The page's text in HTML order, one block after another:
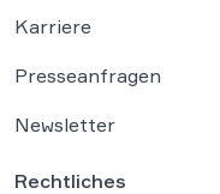
Karriere
Presseanfragen
Newsletter
Rechtliches